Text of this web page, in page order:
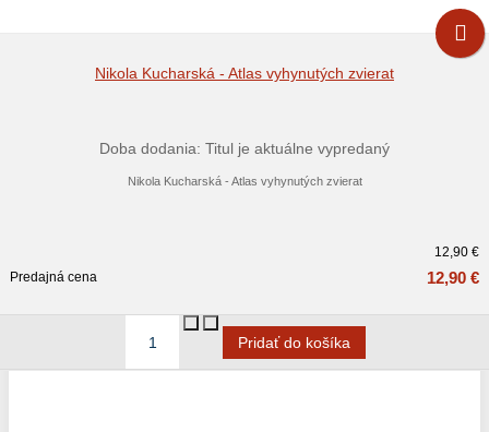
Nikola Kucharská - Atlas vyhynutých zvierat
Doba dodania: Titul je aktuálne vypredaný
Nikola Kucharská - Atlas vyhynutých zvierat
12,90 €
Predajná cena
12,90 €